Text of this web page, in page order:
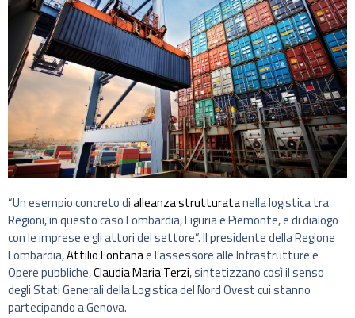
“Un esempio concreto dialleanza strutturatanella logistica tra
Regioni, in questo caso Lombardia, Liguria e Piemonte, e di dialogo
con le imprese e gli attori del settore”. Il presidente della Regione
Lombardia,Attilio Fontanae l’assessore alle Infrastrutture e
Opere pubbliche,Claudia Maria Terzi, sintetizzano così il senso
degli Stati Generali della Logistica del Nord Ovest cui stanno
partecipando a Genova.